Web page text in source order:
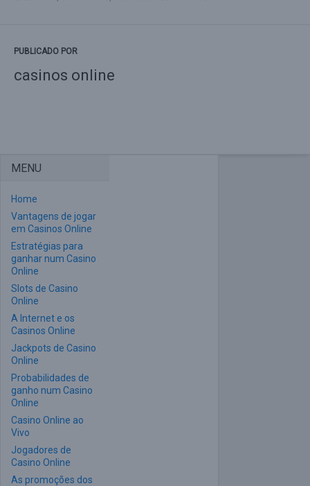
PUBLICADO POR
casinos online
MENU
Home
Vantagens de jogar
em Casinos Online
Estratégias para
ganhar num Casino
Online
Slots de Casino
Online
A Internet e os
Casinos Online
Jackpots de Casino
Online
Probabilidades de
ganho num Casino
Online
Casino Online ao
Vivo
Jogadores de
Casino Online
As promoções dos